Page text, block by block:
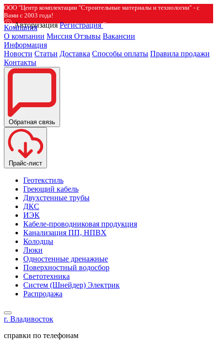
ООО "Центр комплектации "Строительные материалы и технологии" - с
Вами с 2003 года!
Авторизация Регистрация
Компания
О компании Миссия Отзывы Вакансии
Информация
Новости Статьи Доставка Способы оплаты Правила продажи
Контакты
Обратная связь
Прайс-лист
Геотекстиль
Греющий кабель
Двухстенные трубы
ДКС
ИЭК
Кабеле-проводниковая продукция
Канализация ПП, НПВХ
Колодцы
Люки
Одностенные дренажные
Поверхностный водосбор
Светотехника
Систем (Шнейдер) Электрик
Распродажа
г. Владивосток
справки по телефонам